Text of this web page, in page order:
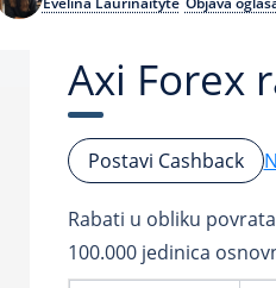
Axi Forex
Postavi Cashback
Rabati u obliku
100.000 jedinica